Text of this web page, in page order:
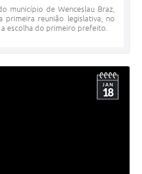
município de Wenceslau Braz,
primeira reunião legislativa, no
escolha do primeiro prefeito.
JAN
18